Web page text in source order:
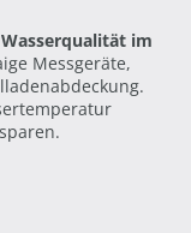
im
Messgeräte,